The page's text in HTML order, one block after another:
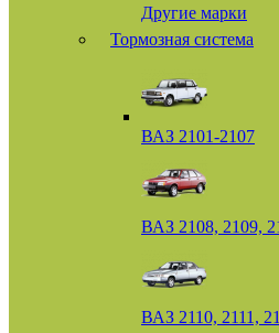
Другие марки
Тормозная система
ВАЗ 2101-2107
ВАЗ 2108, 2109,
ВАЗ 2110, 2111,